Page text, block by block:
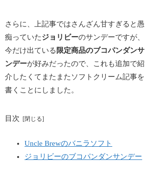
さらに、上記事ではさんざん甘すぎると愚
痴っていたジョリビーのサンデーですが、
今だけ出ている 限定商品のブコパンダンサ
ンデーが好みだったので、これも追加で紹
介したくてまたまたソフトクリーム記事を
書くことにしました。
目次
Uncle Brewのバニラソフト
ジョリビーのブコパンダンサンデー